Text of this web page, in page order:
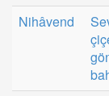
Nihâvend